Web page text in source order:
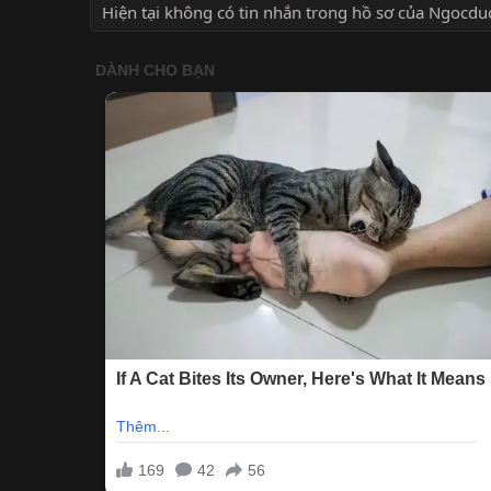
Hiện tại không có tin nhắn trong hồ sơ của